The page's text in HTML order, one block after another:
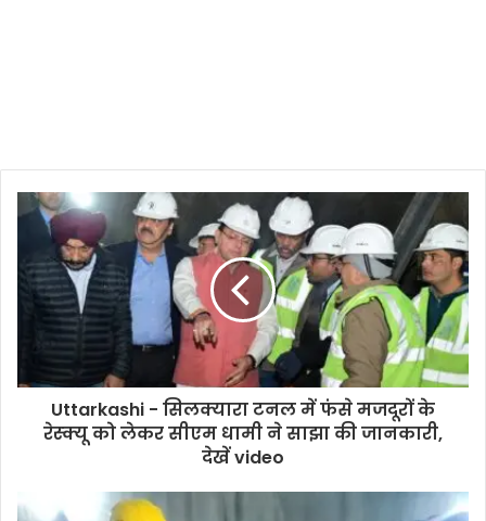
Uttarkashi - सिलक्यारा टनल में फंसे मजदूरों के
रेस्क्यू को लेकर सीएम धामी ने साझा की जानकारी,
देखें video